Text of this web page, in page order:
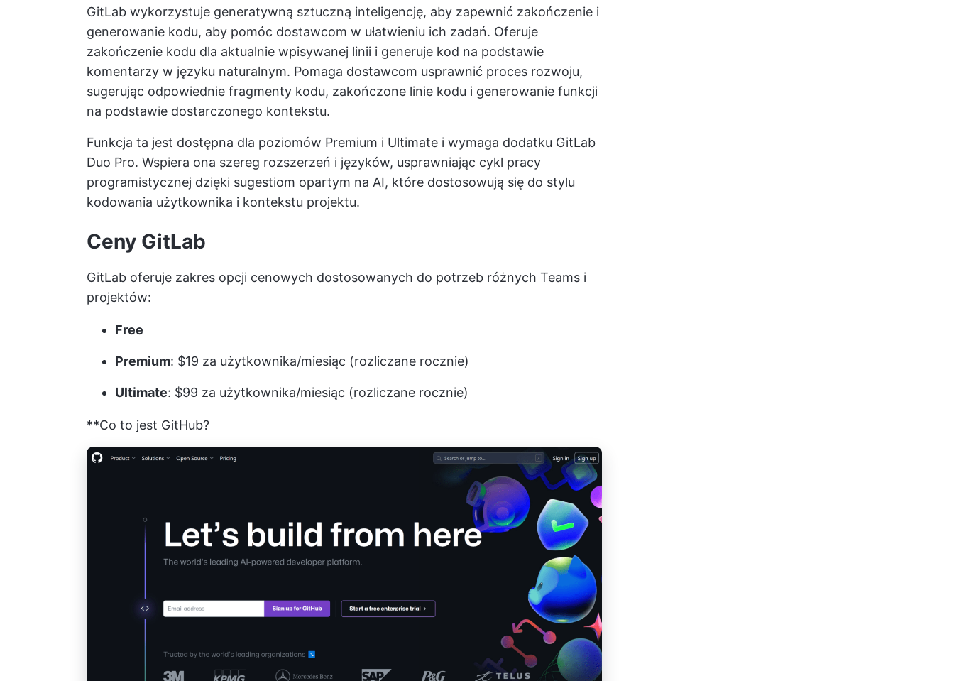
GitLab wykorzystuje generatywną sztuczną inteligencję, aby zapewnić zakończenie i
generowanie kodu, aby pomóc dostawcom w ułatwieniu ich zadań. Oferuje
zakończenie kodu dla aktualnie wpisywanej linii i generuje kod na podstawie
komentarzy w języku naturalnym. Pomaga dostawcom usprawnić proces rozwoju,
sugerując odpowiednie fragmenty kodu, zakończone linie kodu i generowanie funkcji
na podstawie dostarczonego kontekstu.
Funkcja ta jest dostępna dla poziomów Premium i Ultimate i wymaga dodatku GitLab
Duo Pro. Wspiera ona szereg rozszerzeń i języków, usprawniając cykl pracy
programistycznej dzięki sugestiom opartym na AI, które dostosowują się do stylu
kodowania użytkownika i kontekstu projektu.
Ceny GitLab
GitLab oferuje zakres opcji cenowych dostosowanych do potrzeb różnych Teams i
projektów:
Free
Premium: $19 za użytkownika/miesiąc (rozliczane rocznie)
Ultimate: $99 za użytkownika/miesiąc (rozliczane rocznie)
**Co to jest GitHub?